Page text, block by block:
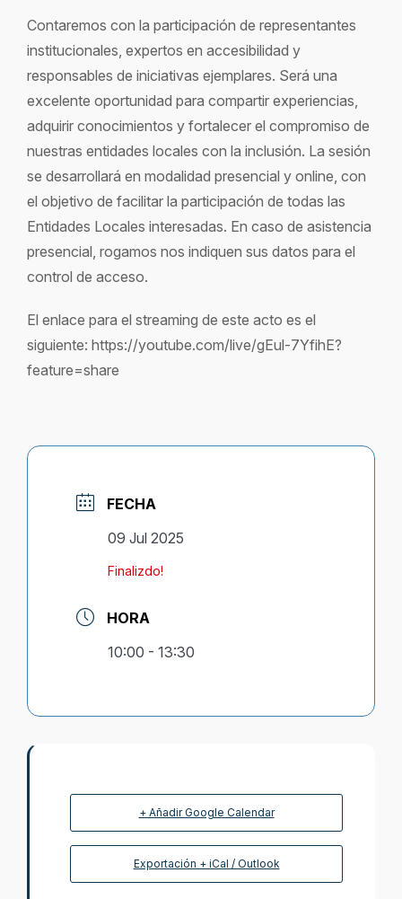
Contaremos con la participación de representantes
institucionales, expertos en accesibilidad y
responsables de iniciativas ejemplares. Será una
excelente oportunidad para compartir experiencias,
adquirir conocimientos y fortalecer el compromiso de
nuestras entidades locales con la inclusión. La sesión
se desarrollará en modalidad presencial y online, con
el objetivo de facilitar la participación de todas las
Entidades Locales interesadas. En caso de asistencia
presencial, rogamos nos indiquen sus datos para el
control de acceso.
El enlace para el streaming de este acto es el
siguiente: https://youtube.com/live/gEul-7YfihE?
feature=share
FECHA
09 Jul 2025
Finalizdo!
HORA
10:00 - 13:30
+ Añadir Google Calendar
Exportación + iCal / Outlook